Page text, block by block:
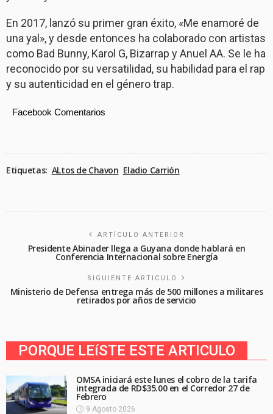
En 2017, lanzó su primer gran éxito, «Me enamoré de
una yal», y desde entonces ha colaborado con artistas
como Bad Bunny, Karol G, Bizarrap y Anuel AA. Se le ha
reconocido por su versatilidad, su habilidad para el rap
y su autenticidad en el género trap.
Facebook Comentarios
Etiquetas: ALtos de Chavon Eladio Carrión
ARTÍCULO ANTERIOR
Presidente Abinader llega a Guyana donde hablará en
Conferencia Internacional sobre Energía
SIGUIENTE ARTICULO
Ministerio de Defensa entrega más de 500 millones a militares
retirados por años de servicio
PORQUE LEíSTE ESTE ARTICULO
OMSA iniciará este lunes el cobro de la tarifa
integrada de RD$35.00 en el Corredor 27 de
Febrero
9 Agosto 2026